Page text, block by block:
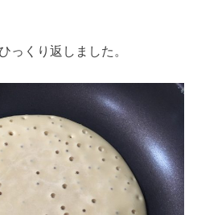
っくり返しました。